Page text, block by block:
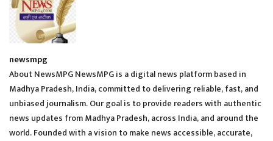
newsmpg
About NewsMPG NewsMPG is a digital news platform based in
Madhya Pradesh, India, committed to delivering reliable, fast, and
unbiased journalism. Our goal is to provide readers with authentic
news updates from Madhya Pradesh, across India, and around the
world. Founded with a vision to make news accessible, accurate,